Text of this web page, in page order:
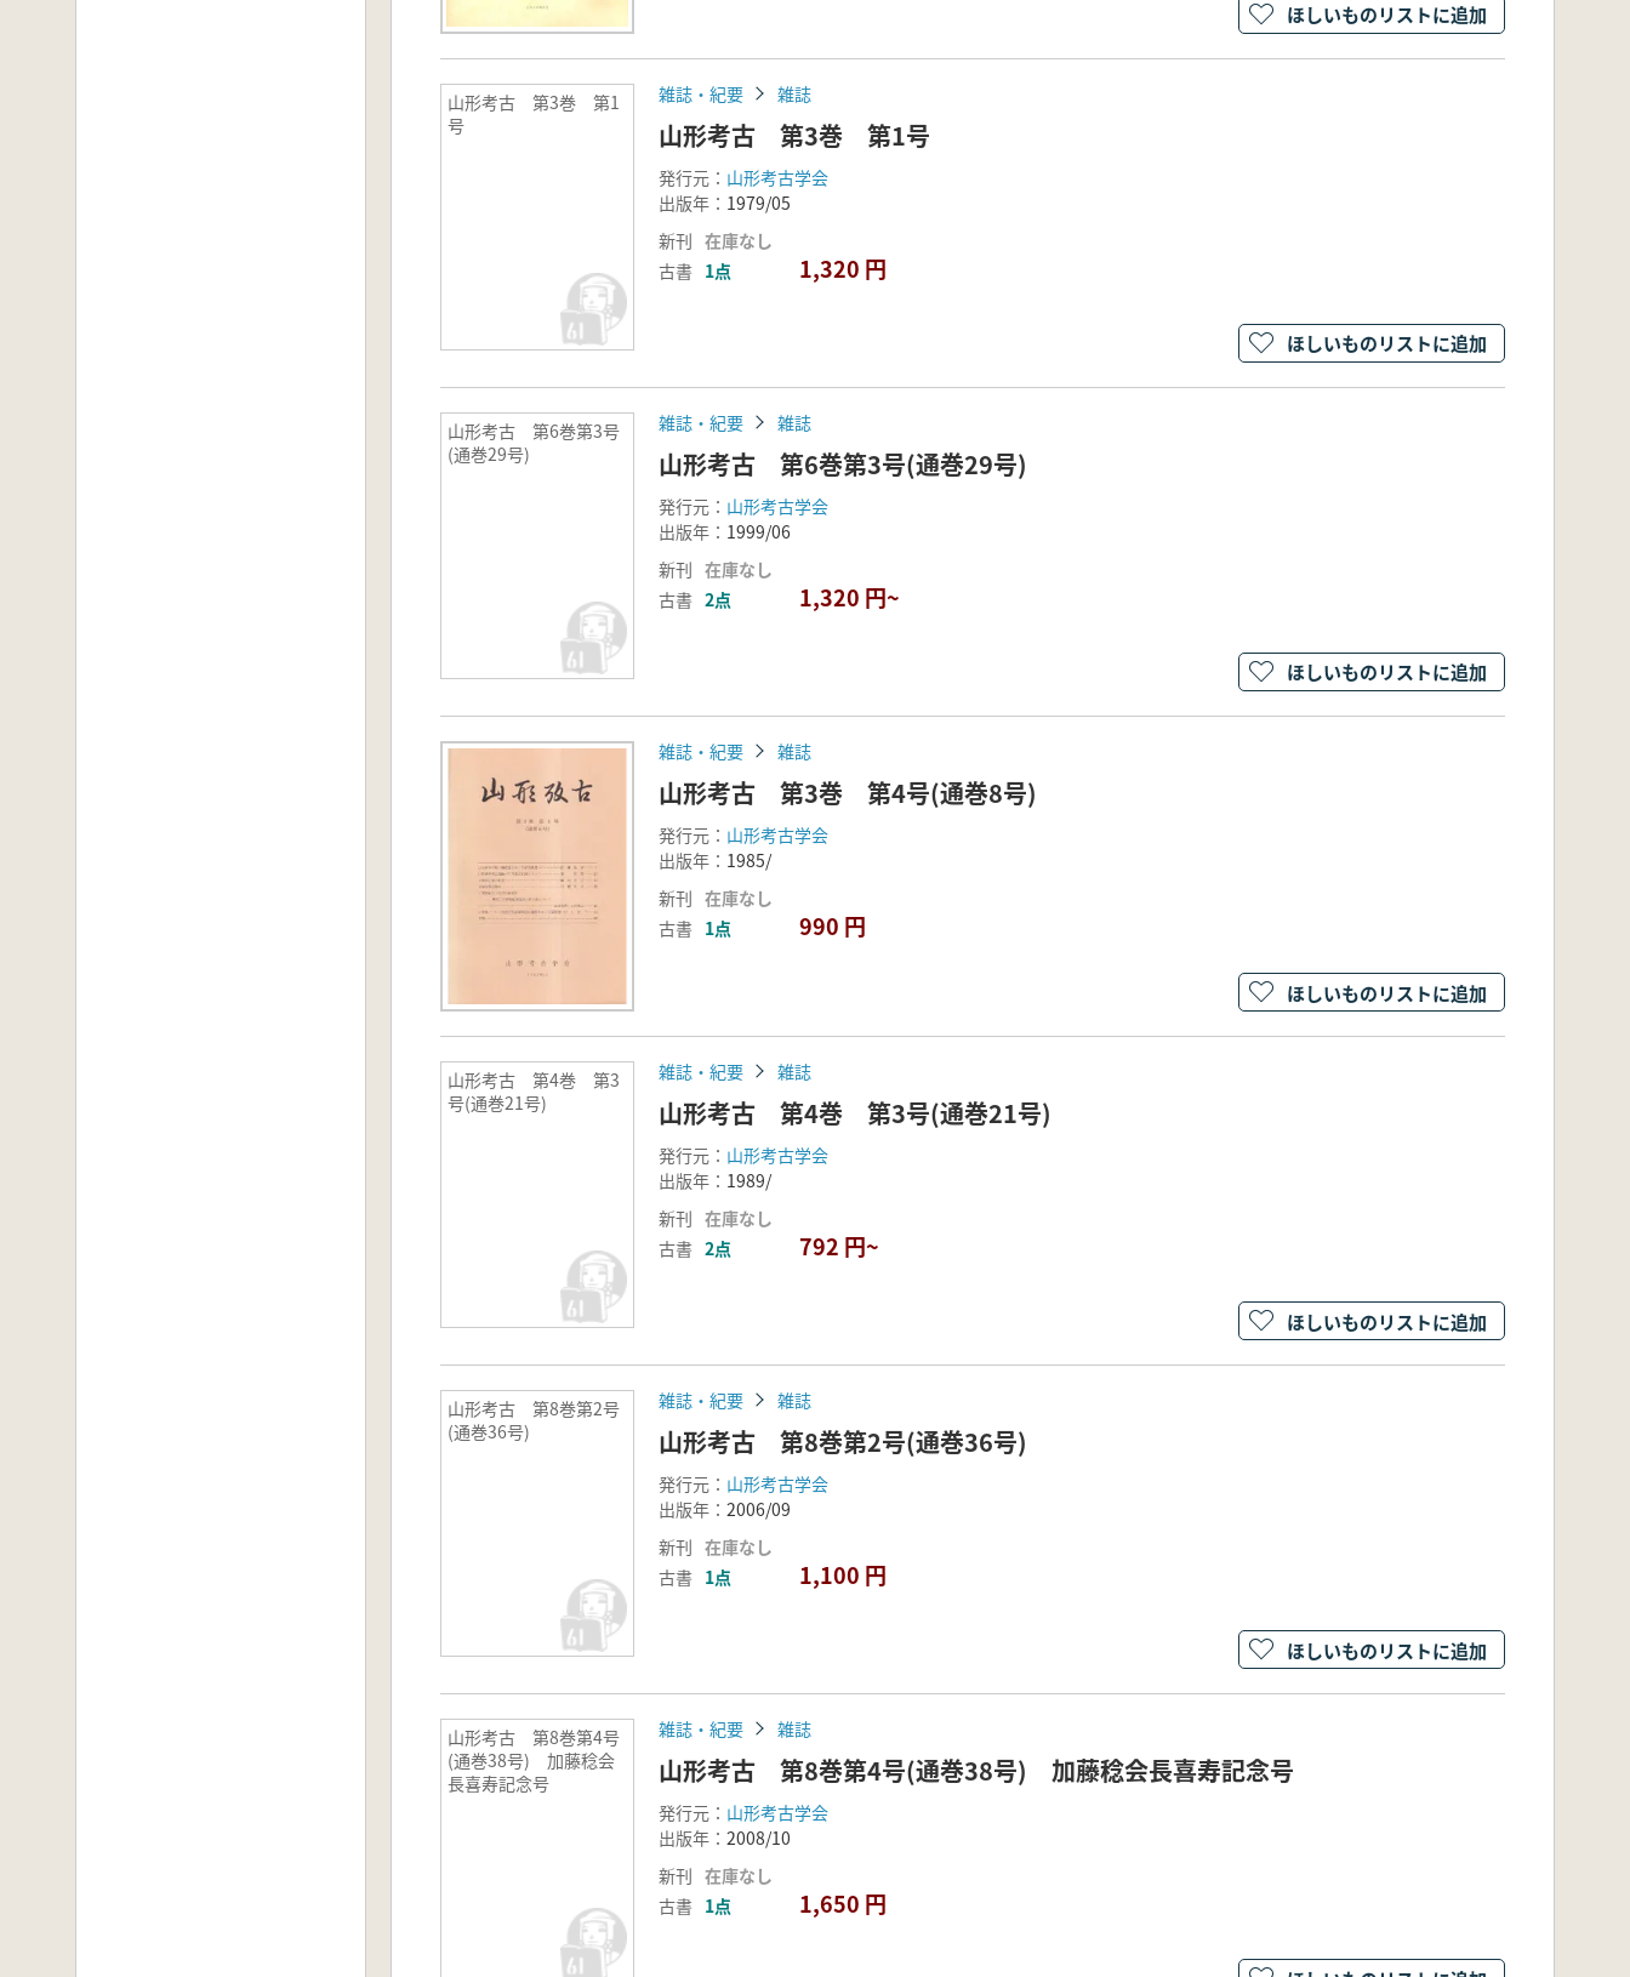
ほしいものリストに追加
山形考古 第3巻 第1
号
雑誌・紀要 雑誌
山形考古 第3巻 第1号
発行元： 山形考古学会
出版年： 1979/05
新刊 在庫なし
古書 1点 1,320 円
ほしいものリストに追加
山形考古 第6巻第3号
(通巻29号)
雑誌・紀要 雑誌
山形考古 第6巻第3号(通巻29号)
発行元： 山形考古学会
出版年： 1999/06
新刊 在庫なし
古書 2点 1,320 円~
ほしいものリストに追加
雑誌・紀要 雑誌
山形考古 第3巻 第4号(通巻8号)
発行元： 山形考古学会
出版年： 1985/
新刊 在庫なし
古書 1点 990 円
ほしいものリストに追加
山形考古 第4巻 第3
号(通巻21号)
雑誌・紀要 雑誌
山形考古 第4巻 第3号(通巻21号)
発行元： 山形考古学会
出版年： 1989/
新刊 在庫なし
古書 2点 792 円~
ほしいものリストに追加
山形考古 第8巻第2号
(通巻36号)
雑誌・紀要 雑誌
山形考古 第8巻第2号(通巻36号)
発行元： 山形考古学会
出版年： 2006/09
新刊 在庫なし
古書 1点 1,100 円
ほしいものリストに追加
山形考古 第8巻第4号
(通巻38号) 加藤稔会
長喜寿記念号
雑誌・紀要 雑誌
山形考古 第8巻第4号(通巻38号) 加藤稔会長喜寿記念号
発行元： 山形考古学会
出版年： 2008/10
新刊 在庫なし
古書 1点 1,650 円